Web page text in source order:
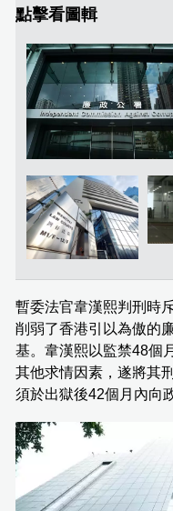
點擊看圖輯
暫委法官韋漢熙判刑時
削弱了香港引以為傲的
基。韋漢熙以監禁48個
其他求情因素，遂將其
須於出獄後42個月內向